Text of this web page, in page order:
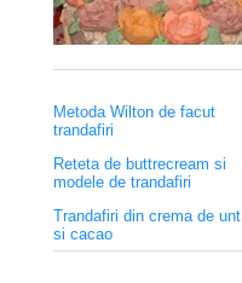
Metoda Wilton de facut
trandafiri
Reteta de buttrecream si
modele de trandafiri
Trandafiri din crema de unt
si cacao